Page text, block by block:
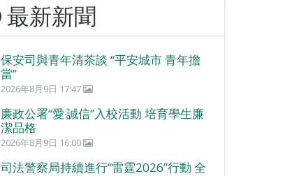
最新新聞
保安司與青年清茶談 “平安城市 青年擔
當”
2026年8月9日 17:47
廉政公署“愛‧誠信”入校活動 培育學生廉
潔品格
2026年8月9日 16:00
司法警察局持續進行“雷霆2026”行動 全